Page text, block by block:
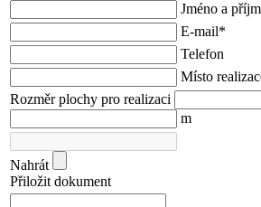
Jméno a
E-mail*
Telefon
Místo
Rozměr plochy pro realizaci
m
Nahrát
Přiložit dokument